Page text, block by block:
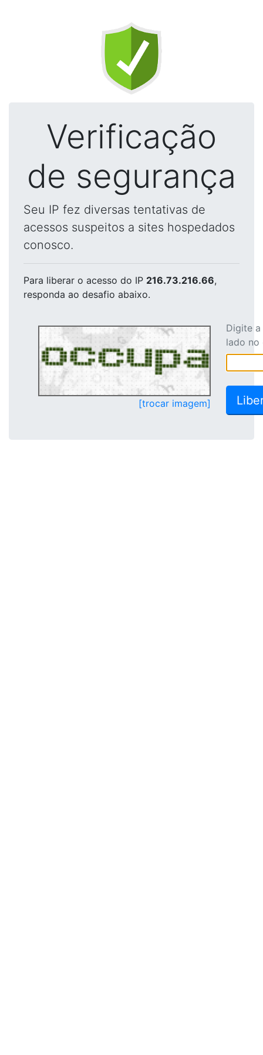
Verificação
de segurança
Seu IP fez diversas tentativas de
acessos suspeitos a sites hospedados
conosco.
Para liberar o acesso do IP 216.73.216.66,
responda ao desafio abaixo.
[trocar imagem]
Digite
lado no